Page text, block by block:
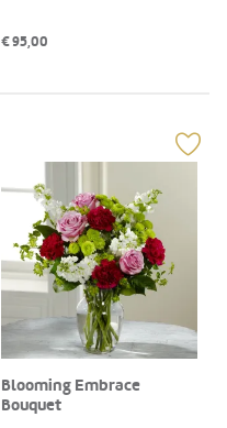
€95,00
Blooming Embrace
Bouquet